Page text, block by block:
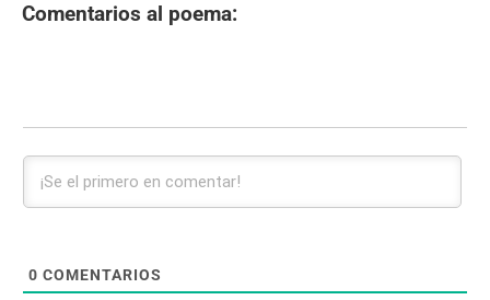
Comentarios al poema:
0 COMENTARIOS